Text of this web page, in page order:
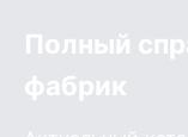
Полный
фабрик